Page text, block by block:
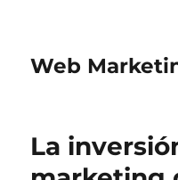
Web
La